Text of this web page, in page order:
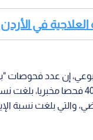
العلاجية في